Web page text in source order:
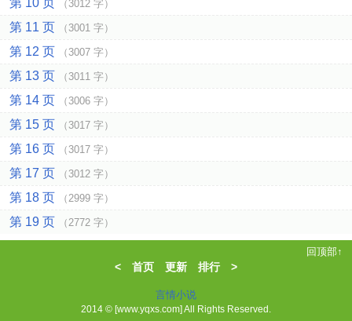
第 10 页 （3012 字）
第 11 页 （3001 字）
第 12 页 （3007 字）
第 13 页 （3011 字）
第 14 页 （3006 字）
第 15 页 （3017 字）
第 16 页 （3017 字）
第 17 页 （3012 字）
第 18 页 （2999 字）
第 19 页 （2772 字）
回顶部↑
< 首页 更新 排行>
言情小说
2014 © [www.yqxs.com] All Rights Reserved.